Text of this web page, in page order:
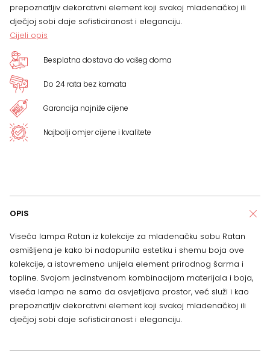
prepoznatljiv dekorativni element koji svakoj mladenačkoj ili
dječjoj sobi daje sofisticiranost i eleganciju.
Cijeli opis
Besplatna dostava do vašeg doma
Do 24 rata bez kamata
Garancija najniže cijene
Najbolji omjer cijene i kvalitete
OPIS
Viseća lampa Ratan iz kolekcije za mladenačku sobu Ratan
osmišljena je kako bi nadopunila estetiku i shemu boja ove
kolekcije, a istovremeno unijela element prirodnog šarma i
topline. Svojom jedinstvenom kombinacijom materijala i boja,
viseća lampa ne samo da osvjetljava prostor, već služi i kao
prepoznatljiv dekorativni element koji svakoj mladenačkoj ili
dječjoj sobi daje sofisticiranost i eleganciju.